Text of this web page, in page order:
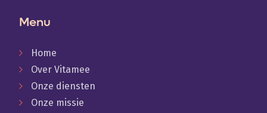
Menu
Home
Over Vitamee
Onze diensten
Onze missie